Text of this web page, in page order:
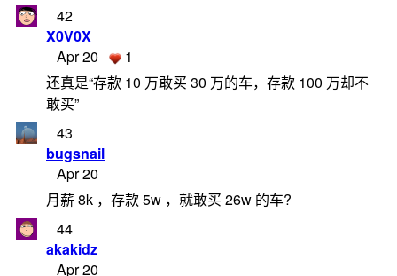
42
X0V0X
Apr 20
1
还真是“存款 10 万敢买 30 万的车，存款 100 万却不
敢买”
43
bugsnail
Apr 20
月薪 8k ，存款 5w ，就敢买 26w 的车?
44
akakidz
Apr 20